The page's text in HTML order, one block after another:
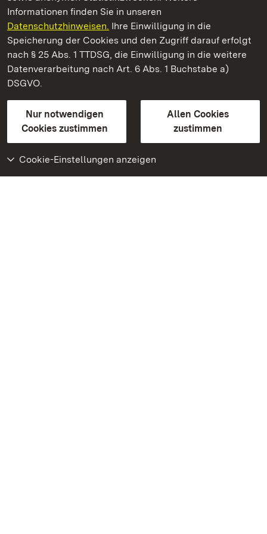
Informationen finden Sie in unseren
Datenschutzhinweisen. Ihre Einwilligung in die
Speicherung der Cookies und den Zugriff darauf erfolgt
nach § 25 Abs. 1 TTDSG, die Einwilligung in die weitere
Datenverarbeitung nach Art. 6 Abs. 1 Buchstabe a)
DSGVO.
Nur notwendigen
Cookies zustimmen
Allen Cookies
zustimmen
Cookie-Einstellungen anzeigen
Staatliche Schlösser und Gärten Baden‑Württemberg
Staatliche Schlösser und Gärten Baden-Württemberg
Kontakt
GebärdenspracheLeichte Sprache
Erklärung zur Barrierefreiheit
BITV-konform (geprüfte Seiten)
Weiteres